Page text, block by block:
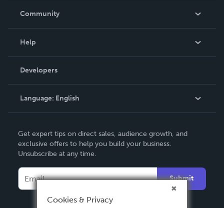
In The News
Community
Podcast
Help
Order Lookup
Knowledge Base
Contact Support
Developers
Language: English
Deutsch
Français
Español
Get expert tips on direct sales, audience growth, and
exclusive offers to help you build your business.
Unsubscribe at any time.
Submit
Cookies & Privacy